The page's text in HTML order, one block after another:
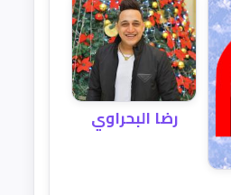
رضا البحراوي